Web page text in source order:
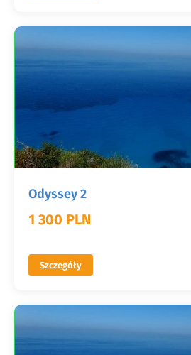
Odyssey 2
1 300 PLN
Szczegóły